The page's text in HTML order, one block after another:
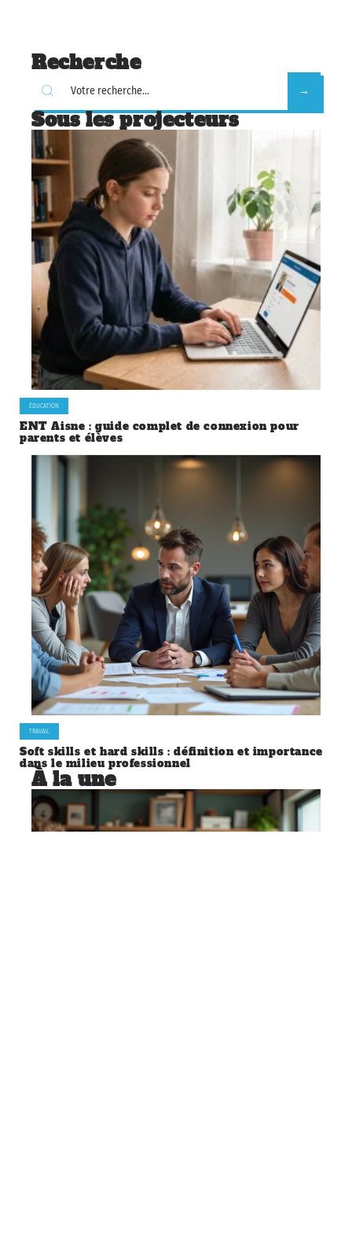
Recherche
Sous les projecteurs
ÉDUCATION
ENT Aisne : guide complet de connexion pour
parents et élèves
TRAVAIL
Soft skills et hard skills : définition et importance
dans le milieu professionnel
À la une